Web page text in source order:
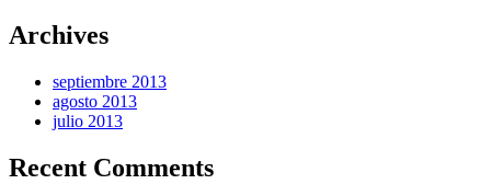
Archives
septiembre 2013
agosto 2013
julio 2013
Recent Comments